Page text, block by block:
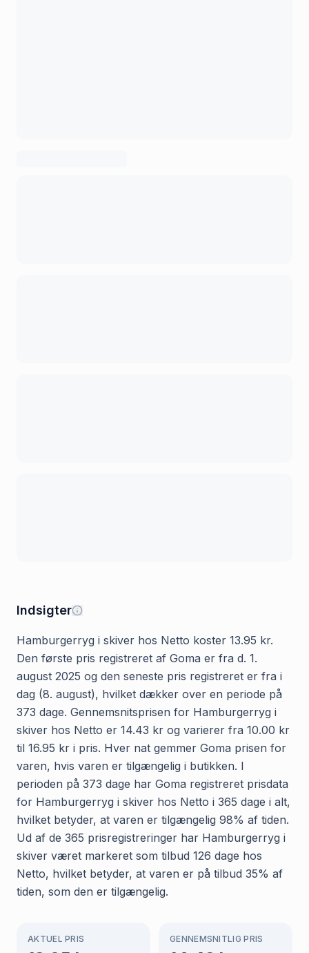
Indsigter
Hamburgerryg i skiver hos Netto koster 13.95 kr.
Den første pris registreret af Goma er fra d. 1.
august 2025 og den seneste pris registreret er fra i
dag (8. august), hvilket dækker over en periode på
373 dage. Gennemsnitsprisen for Hamburgerryg i
skiver hos Netto er 14.43 kr og varierer fra 10.00 kr
til 16.95 kr i pris. Hver nat gemmer Goma prisen for
varen, hvis varen er tilgængelig i butikken. I
perioden på 373 dage har Goma registreret prisdata
for Hamburgerryg i skiver hos Netto i 365 dage i alt,
hvilket betyder, at varen er tilgængelig 98% af tiden.
Ud af de 365 prisregistreringer har Hamburgerryg i
skiver været markeret som tilbud 126 dage hos
Netto, hvilket betyder, at varen er på tilbud 35% af
tiden, som den er tilgængelig.
AKTUEL PRIS GENNEMSNITLIG PRIS